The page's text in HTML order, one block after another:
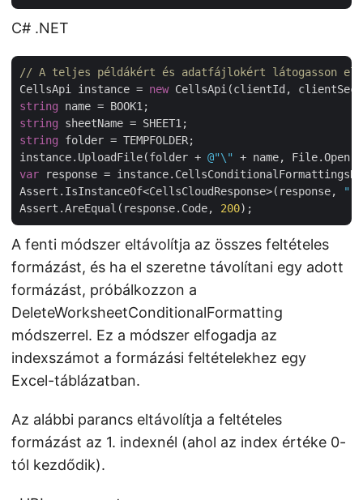
C# .NET
// A teljes példákért és adatfájlokért látogasson el
CellsApi instance = new
string
string
string folder = TEMPFOLDER;
instance.UploadFile(folder + @"\"
+ name, File.Open(
var response =
Assert.IsInstanceOf<CellsCloudResponse>(response,
Assert.AreEqual(response.Code, 200
A fenti módszer eltávolítja az összes feltételes
formázást, és ha el szeretne távolítani egy adott
formázást, próbálkozzon a
DeleteWorksheetConditionalFormatting
módszerrel. Ez a módszer elfogadja az
indexszámot a formázási feltételekhez egy
Excel-táblázatban.
Az alábbi parancs eltávolítja a feltételes
formázást az 1. indexnél (ahol az index értéke 0-
tól kezdődik).